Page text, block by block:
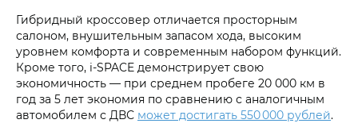
Гибридный кроссовер отличается просторным
салоном, внушительным запасом хода, высоким
уровнем комфорта и современным набором функций.
Кроме того, i‑SPACE демонстрирует свою
экономичность — при среднем пробеге 20 000 км в
год за 5 лет экономия по сравнению с аналогичным
автомобилем с ДВС может достигать 550 000 рублей.